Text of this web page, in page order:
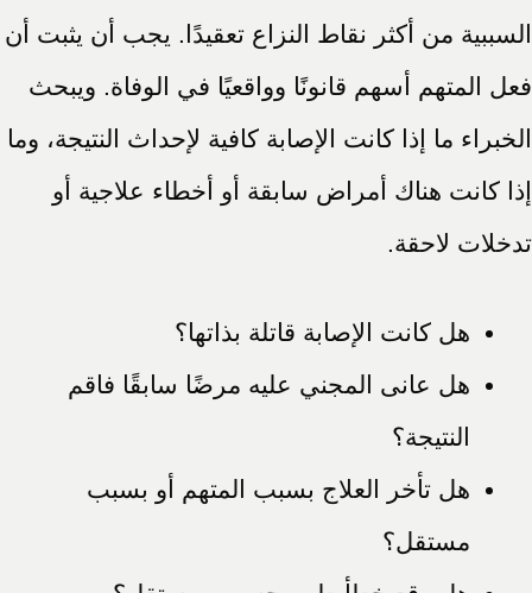
السببية من أكثر نقاط النزاع تعقيدًا. يجب أن يثبت أن
فعل المتهم أسهم قانونًا وواقعيًا في الوفاة. ويبحث
الخبراء ما إذا كانت الإصابة كافية لإحداث النتيجة، وما
إذا كانت هناك أمراض سابقة أو أخطاء علاجية أو
تدخلات لاحقة.
هل كانت الإصابة قاتلة بذاتها؟
هل عانى المجني عليه مرضًا سابقًا فاقم
النتيجة؟
هل تأخر العلاج بسبب المتهم أو بسبب
مستقل؟